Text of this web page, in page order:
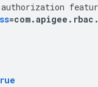
authorization
=com.apigee . rbac .